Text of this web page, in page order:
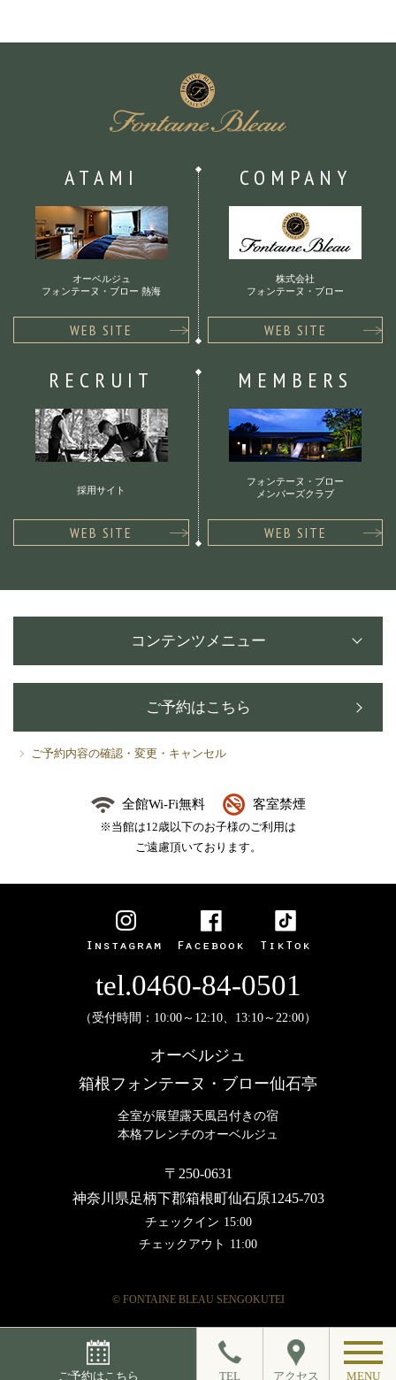
ご予約はこちら TEL アクセス MENU
ATAMI
オーベルジュ
フォンテーヌ・ブロー 熱海
WEB SITE
COMPANY
株式会社
フォンテーヌ・ブロー
WEB SITE
RECRUIT
採用サイト
WEB SITE
MEMBERS
フォンテーヌ・ブロー
メンバーズクラブ
WEB SITE
コンテンツメニュー
ご予約はこちら
ご予約内容の確認・変更・キャンセル
全館Wi-Fi無料 客室禁煙
※当館は12歳以下のお子様のご利用は
ご遠慮頂いております。
tel.0460-84-0501
（受付時間：10:00～12:10、13:10～22:00）
オーベルジュ
箱根フォンテーヌ・ブロー仙石亭
全室が展望露天風呂付きの宿
本格フレンチのオーベルジュ
〒250-0631
神奈川県足柄下郡箱根町仙石原1245-703
チェックイン 15:00
チェックアウト 11:00
© FONTAINE BLEAU SENGOKUTEI